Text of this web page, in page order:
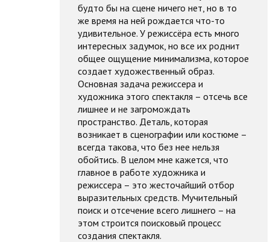
будто бы на сцене ничего нет, но в то
же время на ней рождается что-то
удивительное. У режиссёра есть много
интересных задумок, но все их роднит
общее ощущение минимализма, которое
создает художественный образ.
Основная задача режиссера и
художника этого спектакля – отсечь все
лишнее и не загромождать
пространство. Деталь, которая
возникает в сценографии или костюме –
всегда такова, что без нее нельзя
обойтись. В целом мне кажется, что
главное в работе художника и
режиссера – это жесточайший отбор
выразительных средств. Мучительный
поиск и отсечение всего лишнего – на
этом строится поисковый процесс
создания спектакля.